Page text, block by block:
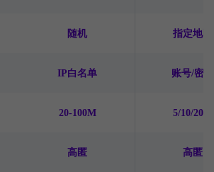
随机 指定地区
IP白名单 账号/密码
20-100M 5/10/20M
高匿 高匿